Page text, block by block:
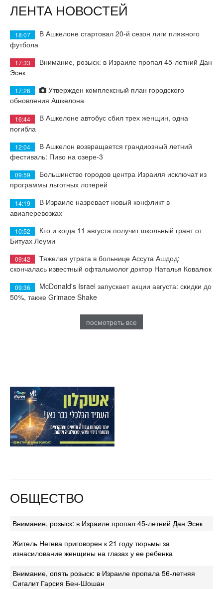
ЛЕНТА НОВОСТЕЙ
18:07
В Ашкелоне стартовал 20-й сезон лиги пляжного
футбола
17:33
Внимание, розыск: в Израиле пропал 45-летний Дан
Эсек
17:26
Утвержден комплексный план городского
обновления Ашкелона
16:44
В Ашкелоне автобус сбил трех женщин, одна
погибла
12:04
В Ашкелон возвращается грандиозный летний
фестиваль: Пиво на озере-3
09:59
Большинство городов центра Израиля исключат из
программы льготных лотерей
14:19
В Израиле назревает новый конфликт в
авиаперевозках
10:52
Кто и когда 11 августа получит школьный грант от
Битуах Леуми
09:42
Тяжелая утрата в больнице Ассута Ашдод:
скончалась известный офтальмолог доктор Наталья Ковалюк
09:36
McDonald's Israel запускает акции августа: скидки до
50%, также Grimace Shake
посмотреть все
ОБЩЕСТВО
Внимание, розыск: в Израиле пропал 45-летний Дан Эсек
Житель Негева приговорен к 21 году тюрьмы за
изнасилование женщины на глазах у ее ребенка
Внимание, опять розыск: в Израиле пропала 56-летняя
Сигалит Гарсия Бен-Шошан